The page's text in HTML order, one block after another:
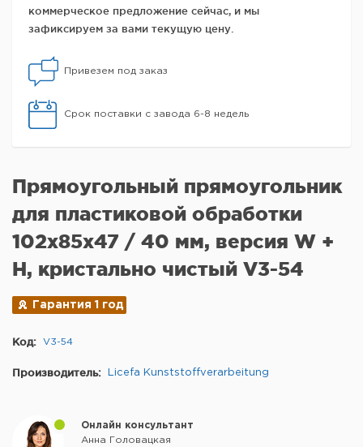
коммерческое предложение сейчас, и мы
зафиксируем за вами текущую цену.
Привезем под заказ
Срок поставки с завода 6-8 недель
Прямоугольный прямоугольник
для пластиковой обработки
102x85x47 / 40 мм, версия W +
H, кристально чистый V3-54
Гарантия 1 год
Код: V3-54
Производитель: Licefa Kunststoffverarbeitung
Онлайн консультант
Анна Головацкая